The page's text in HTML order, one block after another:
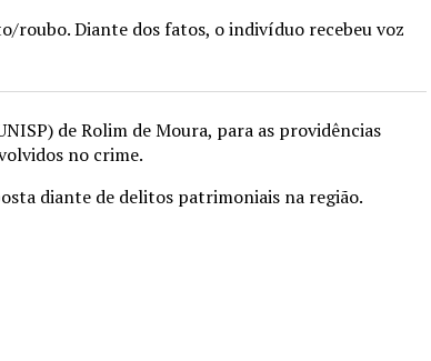
roubo. Diante dos fatos, o indivíduo recebeu voz
de Rolim de Moura, para as providências
no crime.
diante de delitos patrimoniais na região.